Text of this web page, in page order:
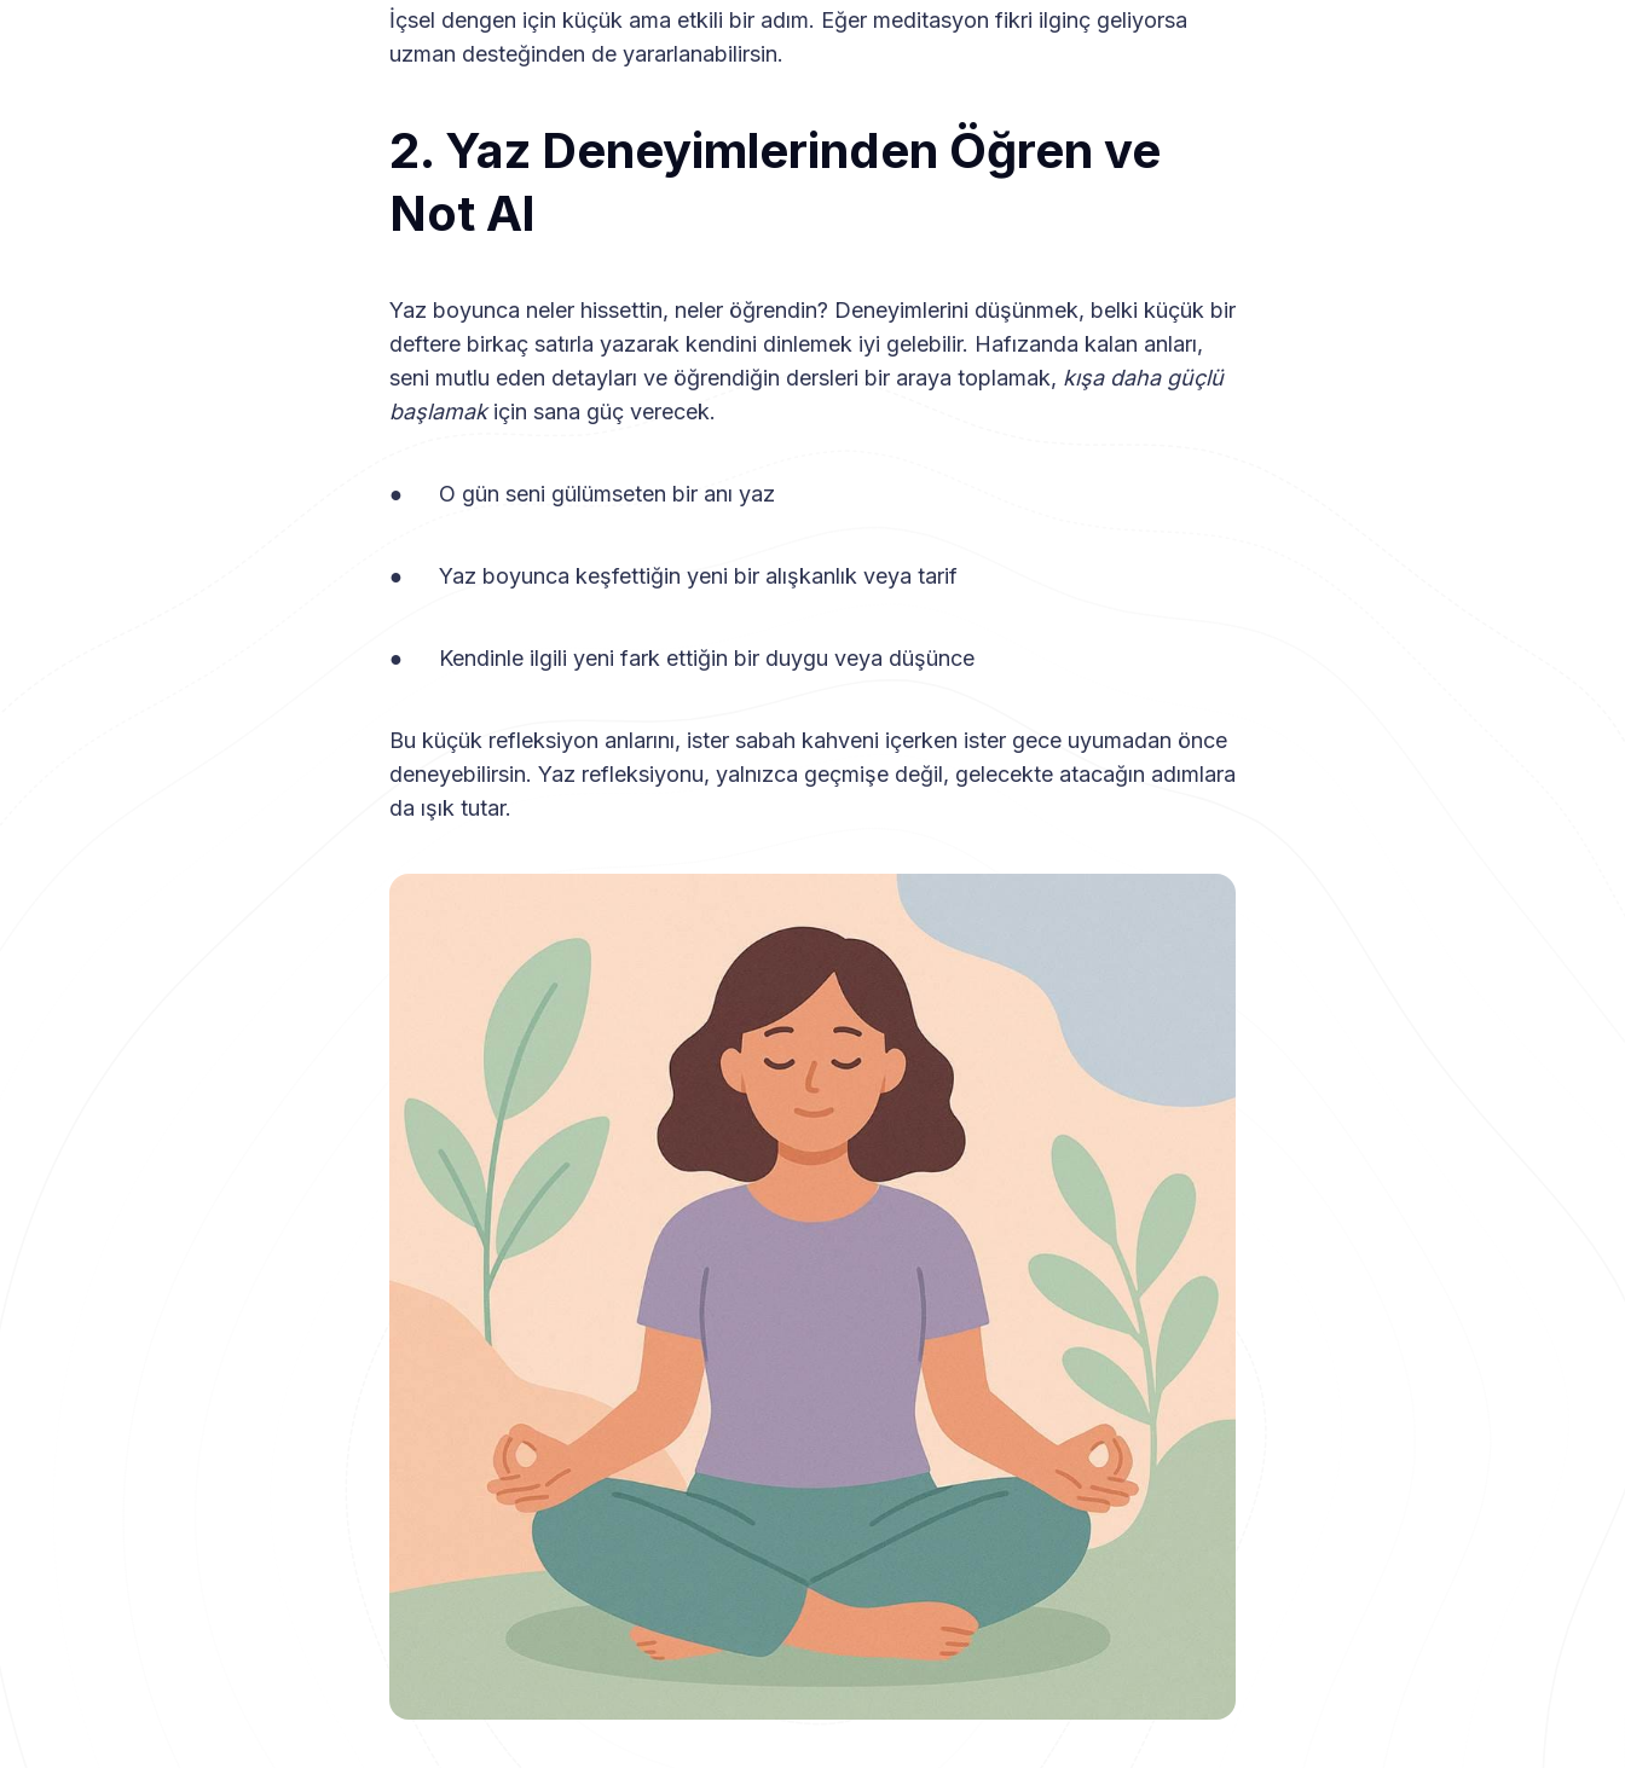
İçsel dengen için küçük ama etkili bir adım. Eğer meditasyon fikri ilginç geliyorsa
uzman desteğinden de yararlanabilirsin.
2. Yaz Deneyimlerinden Öğren ve
Not Al
Yaz boyunca neler hissettin, neler öğrendin? Deneyimlerini düşünmek, belki küçük bir
deftere birkaç satırla yazarak kendini dinlemek iyi gelebilir. Hafızanda kalan anları,
seni mutlu eden detayları ve öğrendiğin dersleri bir araya toplamak, kışa daha güçlü
başlamakiçin sana güç verecek.
● O gün seni gülümseten bir anı yaz
● Yaz boyunca keşfettiğin yeni bir alışkanlık veya tarif
● Kendinle ilgili yeni fark ettiğin bir duygu veya düşünce
Bu küçük refleksiyon anlarını, ister sabah kahveni içerken ister gece uyumadan önce
deneyebilirsin. Yaz refleksiyonu, yalnızca geçmişe değil, gelecekte atacağın adımlara
da ışık tutar.